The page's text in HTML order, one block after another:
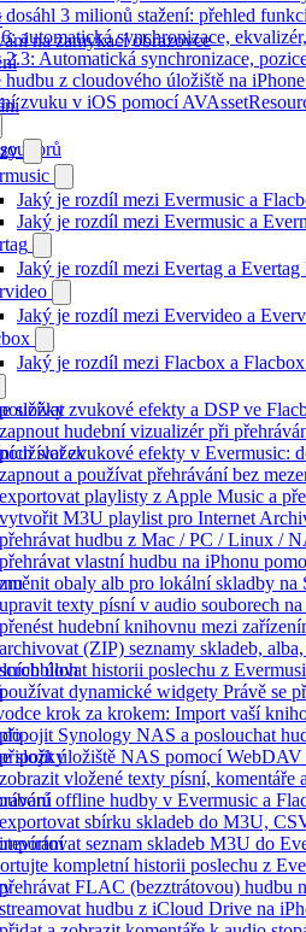
dosáhl 3 milionů stažení: přehled
automatická synchronizace,
2.3: Automatická synchronizace,
hudbu z cloudového úložiště na
zvuku v iOS pomocí
Jaký je rozdíl mezi Evermusic a
Jaký je rozdíl mezi Evermusic a
Jaký je rozdíl mezi Evertag a Evertag
Jaký je rozdíl mezi Evervideo a
Jaký je rozdíl mezi Flacbox a
zvukové efekty a DSP ve
hudební vizualizér při
zvukové efekty v Evermusic:
a používat přehrávání bez
playlisty z Apple Music a
M3U playlist pro Internet
hudbu z Mac / PC / Linux /
vlastní hudbu na iPhonu
obaly alb pro lokální skladby
texty písní v audio souborech
hudební knihovnu mezi
(ZIP) seznamy skladeb,
historii poslechu z
dynamické widgety Právě se
krok za krokem: Import vaší
Synology NAS a poslouchat
úložiště NAS pomocí WebDAV
vložené texty písní,
offline hudby v Evermusic a
sbírku skladeb do M3U,
seznam skladeb M3U do
kompletní historii poslechu z
FLAC (bezztrátovou) hudbu
hudbu z iCloud Drive na
na zamykací obrazovce
složky
složek
úloh
složky